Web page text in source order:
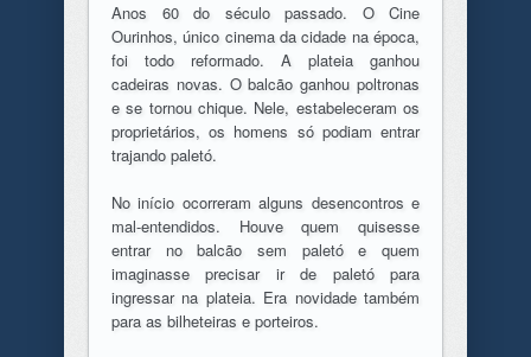
Anos 60 do século passado. O Cine
Ourinhos, único cinema da cidade na época,
foi todo reformado. A plateia ganhou
cadeiras novas. O balcão ganhou poltronas
e se tornou chique. Nele, estabeleceram os
proprietários, os homens só podiam entrar
trajando paletó.
No início ocorreram alguns desencontros e
mal-entendidos. Houve quem quisesse
entrar no balcão sem paletó e quem
imaginasse precisar ir de paletó para
ingressar na plateia. Era novidade também
para as bilheteiras e porteiros.